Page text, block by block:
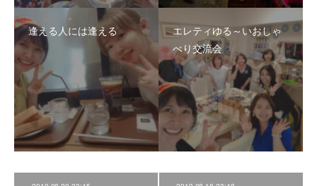
逢える人には逢える
エレティゆる～いおしゃ
べり交流会